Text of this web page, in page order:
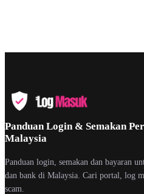
Panduan Login & Semakan
Malaysia
Panduan login, semakan dan bayaran
dan bank di Malaysia. Cari portal, log
scam.